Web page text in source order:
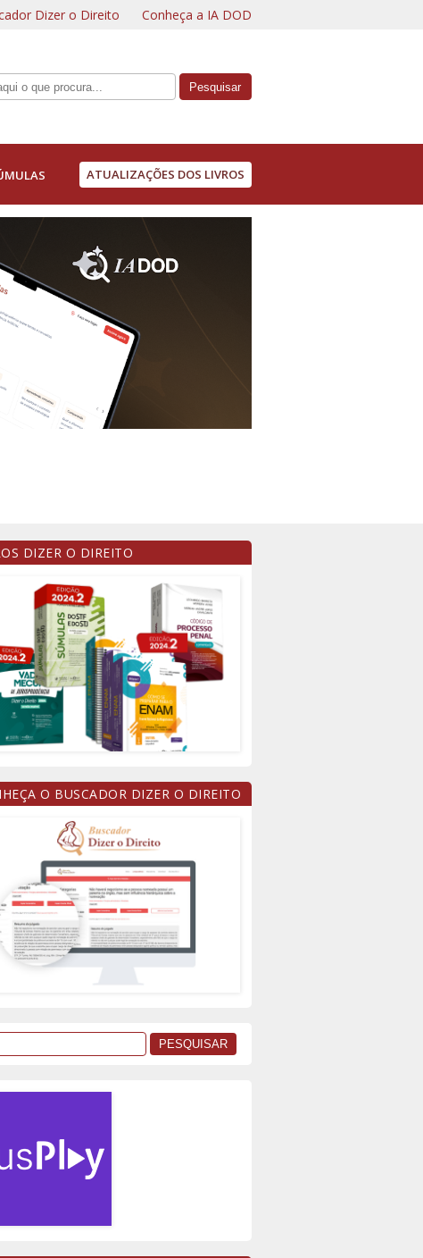
Dizer o Direito Conheça a IA DOD
ATUALIZAÇÕES DOS LIVROS
DIZER O DIREITO
O BUSCADOR DIZER O DIREITO